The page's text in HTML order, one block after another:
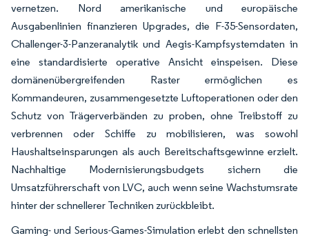
vernetzen. Nord amerikanische und europäische
Ausgabenlinien finanzieren Upgrades, die F-35-Sensordaten,
Challenger-3-Panzeranalytik und Aegis-Kampfsystemdaten in
eine standardisierte operative Ansicht einspeisen. Diese
domänenübergreifenden Raster ermöglichen es
Kommandeuren, zusammengesetzte Luftoperationen oder den
Schutz von Trägerverbänden zu proben, ohne Treibstoff zu
verbrennen oder Schiffe zu mobilisieren, was sowohl
Haushaltseinsparungen als auch Bereitschaftsgewinne erzielt.
Nachhaltige Modernisierungsbudgets sichern die
Umsatzführerschaft von LVC, auch wenn seine Wachstumsrate
hinter der schnellerer Techniken zurückbleibt.
Gaming- und Serious-Games-Simulation erlebt den schnellsten